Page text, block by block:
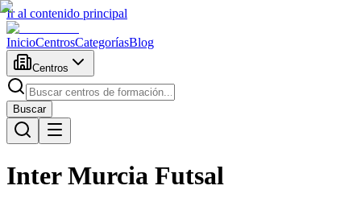
Ir al contenido principal
InicioCentrosCategoríasBlog
Centros
Buscar
Inter Murcia Futsal